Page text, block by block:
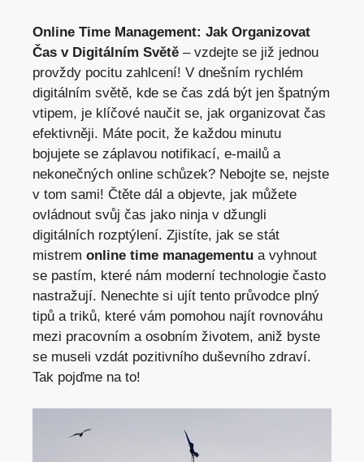
Online Time Management: Jak Organizovat
Čas v Digitálním Světě – vzdejte se již jednou
provždy pocitu zahlcení! V dnešním rychlém
digitálním světě, kde se čas zdá být jen špatným
vtipem, je klíčové naučit se, jak organizovat čas
efektivněji. Máte pocit, že každou minutu
bojujete se záplavou notifikací, e-mailů a
nekonečných online schůzek? Nebojte se, nejste
v tom sami! Čtěte dál a objevte, jak můžete
ovládnout svůj čas jako ninja v džungli
digitálních rozptýlení. Zjistíte, jak se stát
mistrem online time managementu a vyhnout
se pastím, které nám moderní technologie často
nastražují. Nenechte si ujít tento průvodce plný
tipů a triků, které vám pomohou najít rovnováhu
mezi pracovním a osobním životem, aniž byste
se museli vzdát pozitivního duševního zdraví.
Tak pojďme na to!